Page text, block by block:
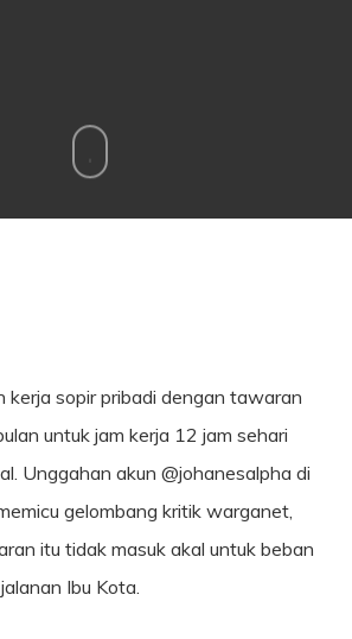
kerja sopir pribadi dengan tawaran
untuk jam kerja 12 jam sehari
Unggahan akun @johanesalpha di
gelombang kritik warganet,
itu tidak masuk akal untuk beban
Ibu Kota.